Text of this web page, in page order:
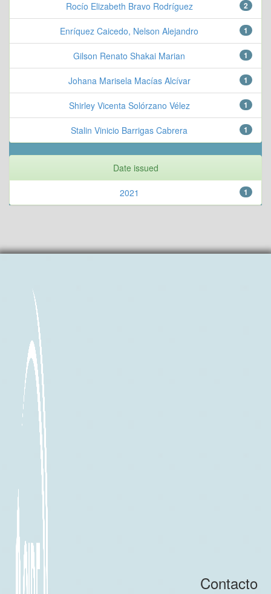
2
Rocío Elizabeth Bravo Rodríguez
1
Enríquez Caicedo, Nelson Alejandro
1
Gilson Renato Shakai Marian
1
Johana Marisela Macías Alcívar
1
Shirley Vicenta Solórzano Vélez
1
Stalin Vinicio Barrigas Cabrera
Date issued
1
2021
Contacto